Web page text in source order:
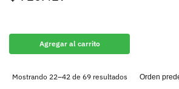
Agregar al carrito
Mostrando 22–42 de 69 resultados